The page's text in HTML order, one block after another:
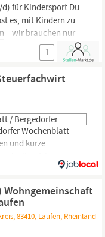
für Kindersport Du
es, mit Kindern zu
– wir brauchen nur
10367
zwischen 1 und 7
1
/ Bergedorfer
Wochenblatt
und kurze
auf Ihre
Betriebsferien an
Hamburg-Bergedorf
Wohngemeinschaft
83410, Laufen, Rheinland